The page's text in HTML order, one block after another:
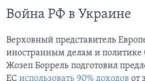
Война РФ в Украине
Верховный представитель
иностранным делам и политике
Жозеп Боррель подготовил
ЕС использовать 90% доходов от